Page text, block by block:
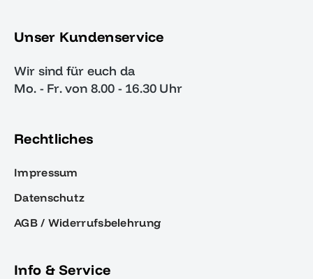
Unser Kundenservice
Wir sind für euch da
Mo. - Fr. von 8.00 - 16.30 Uhr
Rechtliches
Impressum
Datenschutz
AGB / Widerrufsbelehrung
Info & Service